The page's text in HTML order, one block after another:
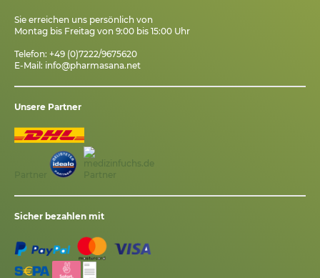
Sie erreichen uns persönlich von
Montag bis Freitag von 9:00 bis 15:00 Uhr
Telefon: +49 (0)7222/9675620
E-Mail: info@pharmasana.net
Unsere Partner
Sicher bezahlen mit